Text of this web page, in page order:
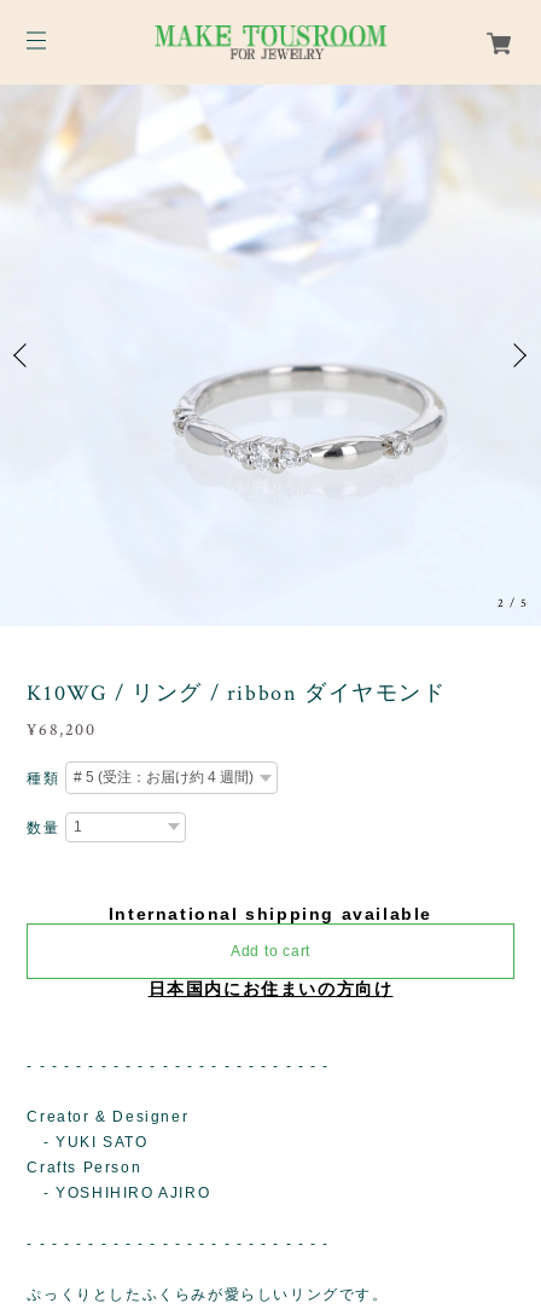
3 /5
K10WG / リング / ribbon ダイヤモンド
¥68,200
種類
数量
International shipping available
Add to cart
日本国内にお住まいの方向け
- - - - - - - - - - - - - - - - - - - - - - - - -
Creator & Designer
- YUKI SATO
Crafts Person
- YOSHIHIRO AJIRO
- - - - - - - - - - - - - - - - - - - - - - - - -
ぷっくりとしたふくらみが愛らしいリングです。